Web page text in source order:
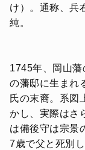
け）。通称、兵
純。
1745年、岡山藩
の藩邸に生まれ
氏の末裔。系図
かし、実際はさ
は備後守は宗景
7歳で父と死別